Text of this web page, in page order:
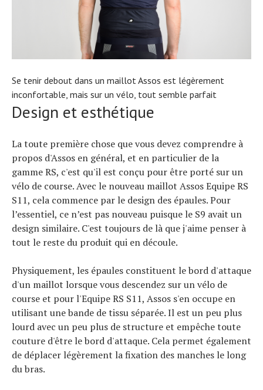
Se tenir debout dans un maillot Assos est légèrement
inconfortable, mais sur un vélo, tout semble parfait
Design et esthétique
La toute première chose que vous devez comprendre à
propos d'Assos en général, et en particulier de la
gamme RS, c'est qu'il est conçu pour être porté sur un
vélo de course. Avec le nouveau maillot Assos Equipe RS
S11, cela commence par le design des épaules. Pour
l’essentiel, ce n’est pas nouveau puisque le S9 avait un
design similaire. C'est toujours de là que j'aime penser à
tout le reste du produit qui en découle.
Physiquement, les épaules constituent le bord d'attaque
d'un maillot lorsque vous descendez sur un vélo de
course et pour l'Equipe RS S11, Assos s'en occupe en
utilisant une bande de tissu séparée. Il est un peu plus
lourd avec un peu plus de structure et empêche toute
couture d'être le bord d'attaque. Cela permet également
de déplacer légèrement la fixation des manches le long
du bras.